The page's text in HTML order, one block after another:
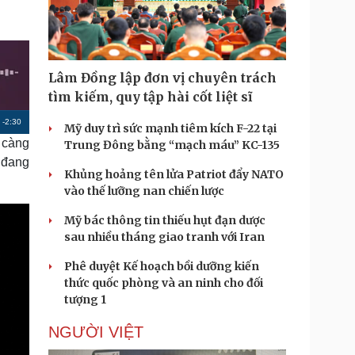
Doanh nghiệp 24h
Doanh nhân
cộng đồng
Tin Công nghệ
Trải nghiệm
Chuyển đổi số
lịch
Săn Tour
in
Podcast
Câu chuyện thời sự
Đọc truyện đêm khuya
Cửa sổ tình yêu
Hạt giống tâm hồn
R
e
m
-2:30
Lâm Đồng lập đơn vị chuyên trách
tìm kiếm, quy tập hài cốt liệt sĩ
Mỹ duy trì sức mạnh tiêm kích F-22 tại
Trung Đông bằng “mạch máu” KC-135
Khủng hoảng tên lửa Patriot đẩy NATO
vào thế lưỡng nan chiến lược
Mỹ bác thông tin thiếu hụt đạn dược
sau nhiều tháng giao tranh với Iran
Phê duyệt Kế hoạch bồi dưỡng kiến
thức quốc phòng và an ninh cho đối
tượng 1
NGƯỜI VIỆT